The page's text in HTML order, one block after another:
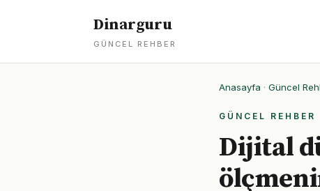
Dinarguru
GÜNCEL REHBER
Anasayfa · Güncel
GÜNCEL REHBER
Dijital